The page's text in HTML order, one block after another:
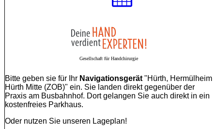
Gesellschaft für Handchirurgie
Bitte geben sie für Ihr Navigationsgerät "Hürth, Hermülheim
Hürth Mitte (ZOB)" ein. Sie landen direkt gegenüber der
Praxis am Busbahnhof. Dort gelangen Sie auch direkt in ein
kostenfreies Parkhaus.
Oder nutzen Sie unseren Lageplan!